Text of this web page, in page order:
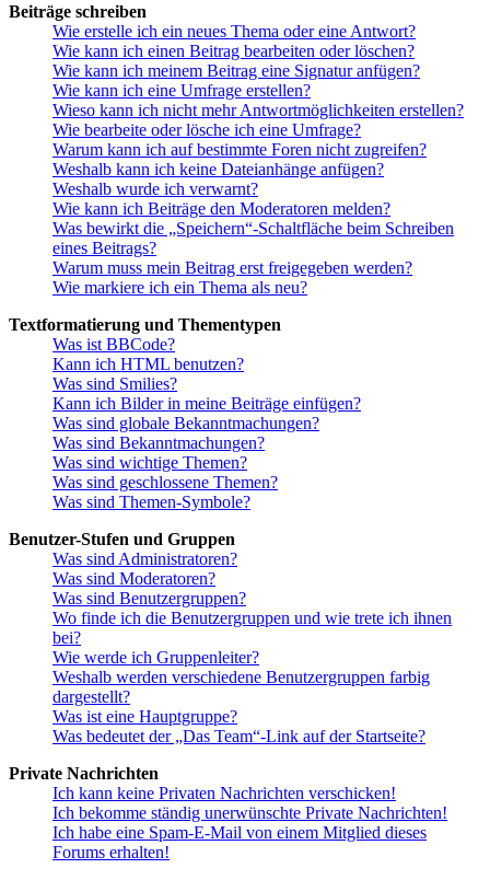
Beiträge schreiben
Wie erstelle ich ein neues Thema oder eine Antwort?
Wie kann ich einen Beitrag bearbeiten oder löschen?
Wie kann ich meinem Beitrag eine Signatur anfügen?
Wie kann ich eine Umfrage erstellen?
Wieso kann ich nicht mehr Antwortmöglichkeiten erstellen?
Wie bearbeite oder lösche ich eine Umfrage?
Warum kann ich auf bestimmte Foren nicht zugreifen?
Weshalb kann ich keine Dateianhänge anfügen?
Weshalb wurde ich verwarnt?
Wie kann ich Beiträge den Moderatoren melden?
Was bewirkt die „Speichern“-Schaltfläche beim Schreiben
eines Beitrags?
Warum muss mein Beitrag erst freigegeben werden?
Wie markiere ich ein Thema als neu?
Textformatierung und Thementypen
Was ist BBCode?
Kann ich HTML benutzen?
Was sind Smilies?
Kann ich Bilder in meine Beiträge einfügen?
Was sind globale Bekanntmachungen?
Was sind Bekanntmachungen?
Was sind wichtige Themen?
Was sind geschlossene Themen?
Was sind Themen-Symbole?
Benutzer-Stufen und Gruppen
Was sind Administratoren?
Was sind Moderatoren?
Was sind Benutzergruppen?
Wo finde ich die Benutzergruppen und wie trete ich ihnen
bei?
Wie werde ich Gruppenleiter?
Weshalb werden verschiedene Benutzergruppen farbig
dargestellt?
Was ist eine Hauptgruppe?
Was bedeutet der „Das Team“-Link auf der Startseite?
Private Nachrichten
Ich kann keine Privaten Nachrichten verschicken!
Ich bekomme ständig unerwünschte Private Nachrichten!
Ich habe eine Spam-E-Mail von einem Mitglied dieses
Forums erhalten!